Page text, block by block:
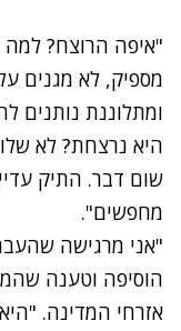
"איפה הרוצח?
מספיק, לא מגנים
ומתלוננת נותנים
היא נרצחת? לא
שום דבר. התיק
מחפשים".
"אני מרגישה
הוסיפה וטענה
אזרחי המדינה.